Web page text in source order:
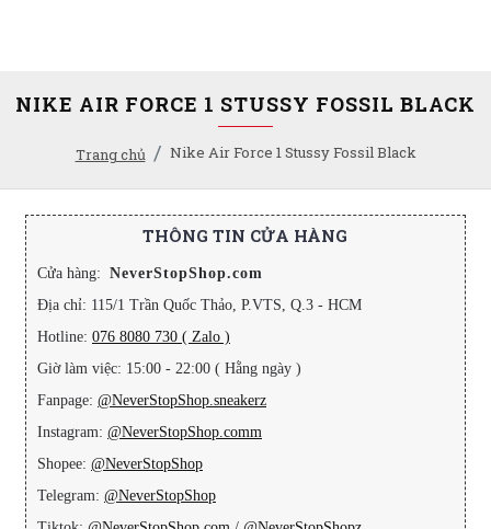
Trang chủ Nike Air Force 1 Stussy Fossil Black
NIKE AIR FORCE 1 STUSSY FOSSIL BLACK
THÔNG TIN CỬA HÀNG
Cửa hàng: NeverStopShop.com
Địa chỉ: 115/1 Trần Quốc Thảo, P.VTS, Q.3 - HCM
Hotline: 076 8080 730 ( Zalo )
Giờ làm việc: 15:00 - 22:00 ( Hằng ngày )
Fanpage: @NeverStopShop.sneakerz
Instagram: @NeverStopShop.comm
Shopee: @NeverStopShop
Telegram: @NeverStopShop